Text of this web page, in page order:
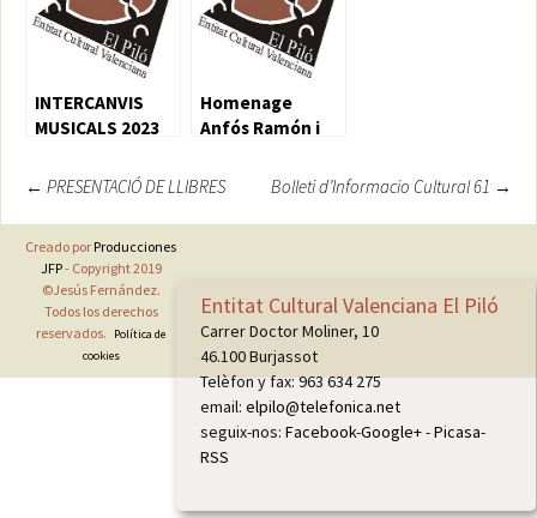
INTERCANVIS
MUSICALS 2023
Homenage
Anfós Ramón i
Navegación
de
entradas
← PRESENTACIÓ DE LLIBRES Bolleti d’Informacio Cultural 61 →
Entitat Cultural Valenciana El Piló
Carrer Doctor Moliner, 10
46.100 Burjassot
Telèfon y fax: 963 634 275
email: elpilo@telefonica.net
seguix-nos: Facebook-Google+-Picasa-
RSS
Creado por Producciones
JFP- Copyright 2019
©Jesús Fernández.
Todos los derechos
reservados.
Política de
cookies